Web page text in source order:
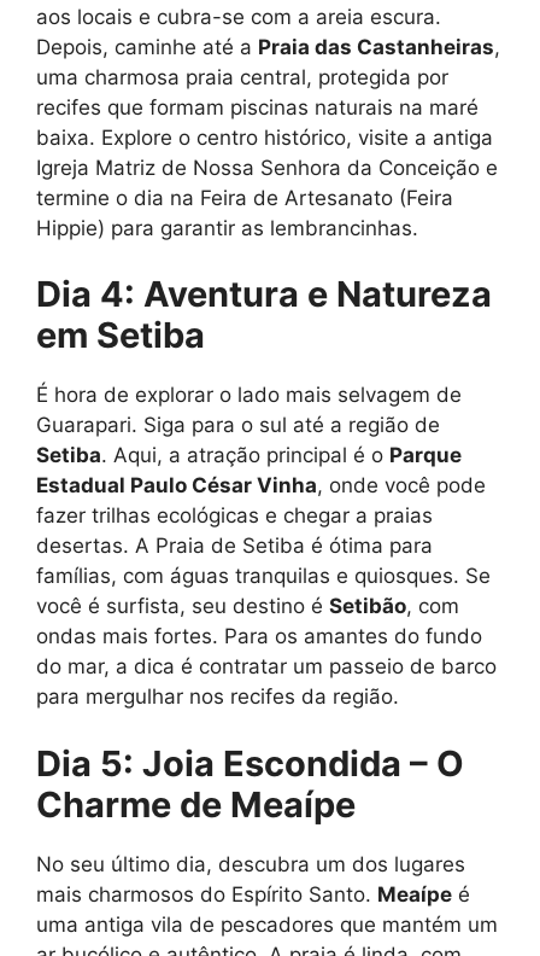
aos locais e cubra-se com a areia escura.
Depois, caminhe até a Praia das Castanheiras,
uma charmosa praia central, protegida por
recifes que formam piscinas naturais na maré
baixa. Explore o centro histórico, visite a antiga
Igreja Matriz de Nossa Senhora da Conceição e
termine o dia na Feira de Artesanato (Feira
Hippie) para garantir as lembrancinhas.
Dia 4: Aventura e Natureza
em Setiba
É hora de explorar o lado mais selvagem de
Guarapari. Siga para o sul até a região de
Setiba. Aqui, a atração principal é o Parque
Estadual Paulo César Vinha, onde você pode
fazer trilhas ecológicas e chegar a praias
desertas. A Praia de Setiba é ótima para
famílias, com águas tranquilas e quiosques. Se
você é surfista, seu destino é Setibão, com
ondas mais fortes. Para os amantes do fundo
do mar, a dica é contratar um passeio de barco
para mergulhar nos recifes da região.
Dia 5: Joia Escondida – O
Charme de Meaípe
No seu último dia, descubra um dos lugares
mais charmosos do Espírito Santo. Meaípe é
uma antiga vila de pescadores que mantém um